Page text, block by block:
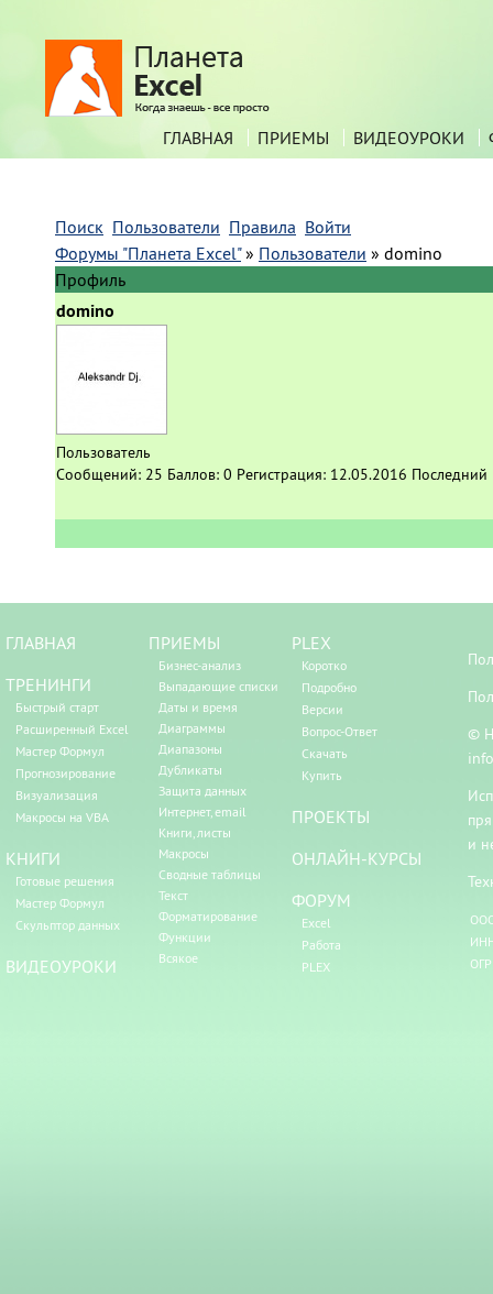
ГЛАВНАЯ ПРИЕМЫ ВИДЕОУРОКИ
Поиск Пользователи Правила Войти
Форумы "Планета Excel" » Пользователи » domino
Профиль
domino
Пользователь
Сообщений: 25 Баллов: 0 Регистрация: 12.05.2016 Последний
ГЛАВНАЯ
ТРЕНИНГИ
Быстрый старт
Расширенный Excel
Мастер Формул
Прогнозирование
Визуализация
Макросы на VBA
КНИГИ
Готовые решения
Мастер Формул
Скульптор данных
ВИДЕОУРОКИ
ПРИЕМЫ
Бизнес-анализ
Выпадающие списки
Даты и время
Диаграммы
Диапазоны
Дубликаты
Защита данных
Интернет, email
Книги, листы
Макросы
Сводные таблицы
Текст
Форматирование
Функции
Всякое
PLEX
Коротко
Подробно
Версии
Вопрос-Ответ
Скачать
Купить
ПРОЕКТЫ
ОНЛАЙН-КУРСЫ
ФОРУМ
Excel
Работа
PLEX
©
и